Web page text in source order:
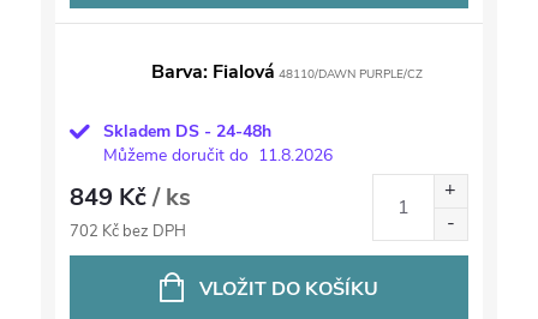
Barva: Fialová 48110/DAWN PURPLE/CZ
Skladem DS - 24-48h
Můžeme doručit do 11.8.2026
849 Kč/ ks
702 Kč bez DPH
VLOŽIT DO KOŠÍKU